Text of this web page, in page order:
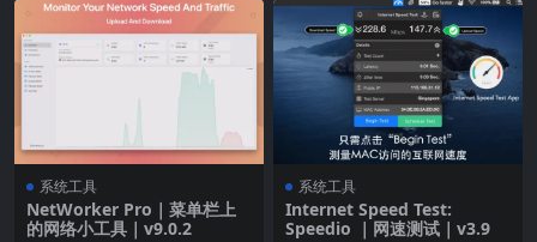
系统工具
NetWorker Pro｜菜单栏上
的网络小工具｜v9.0.2
系统工具
Internet Speed Test:
Speedio ｜网速测试｜v3.9